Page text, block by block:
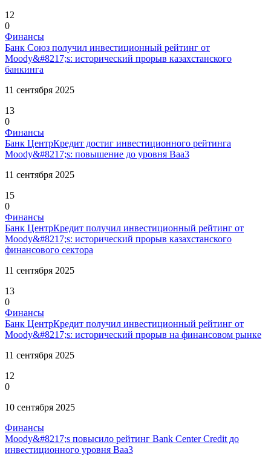
12
0
Финансы
Банк Союз получил инвестиционный рейтинг от
Moody&#8217;s: исторический прорыв казахстанского
банкинга
11 сентября 2025
13
0
Финансы
Банк ЦентрКредит достиг инвестиционного рейтинга
Moody&#8217;s: повышение до уровня Baa3
11 сентября 2025
15
0
Финансы
Банк ЦентрКредит получил инвестиционный рейтинг от
Moody&#8217;s: исторический прорыв казахстанского
финансового сектора
11 сентября 2025
13
0
Финансы
Банк ЦентрКредит получил инвестиционный рейтинг от
Moody&#8217;s: исторический прорыв на финансовом рынке
11 сентября 2025
12
0
10 сентября 2025
Финансы
Moody&#8217;s повысило рейтинг Bank Center Credit до
инвестиционного уровня Baa3